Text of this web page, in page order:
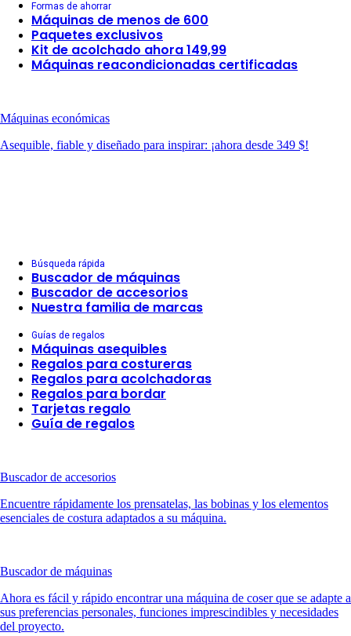
Formas de ahorrar
Máquinas de menos de 600
Paquetes exclusivos
Kit de acolchado ahora 149,99
Máquinas reacondicionadas certificadas
Máquinas económicas
Asequible, fiable y diseñado para inspirar: ¡ahora desde 349 $!
Búsqueda rápida
Buscador de máquinas
Buscador de accesorios
Nuestra familia de marcas
Guías de regalos
Máquinas asequibles
Regalos para costureras
Regalos para acolchadoras
Regalos para bordar
Tarjetas regalo
Guía de regalos
Buscador de accesorios
Encuentre rápidamente los prensatelas, las bobinas y los elementos
esenciales de costura adaptados a su máquina.
Buscador de máquinas
Ahora es fácil y rápido encontrar una máquina de coser que se adapte a
sus preferencias personales, funciones imprescindibles y necesidades
del proyecto.